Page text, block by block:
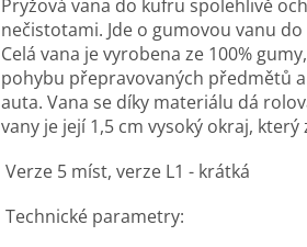
Pryžová vana do kufru spolehlivě
nečistotami. Jde o gumovou vanu
Celá vana je vyrobena ze 100%
pohybu přepravovaných předmětů
auta. Vana se díky materiálu dá
vany je její 1,5 cm vysoký okraj,
Verze 5 míst, verze L1 - krátká
Technické parametry: